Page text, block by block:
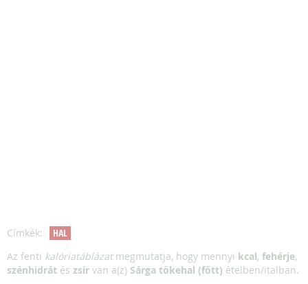
Címkék:
HAL
Az fenti kalóriatáblázatmegmutatja, hogy mennyi kcal, fehérje,
szénhidrát és zsír van a(z) Sárga tőkehal (főtt) ételben/italban.